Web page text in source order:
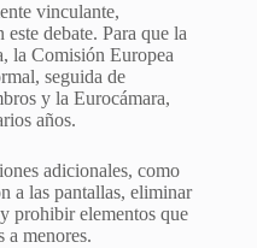
vinculante,
debate. Para que la
la Comisión Europea
seguida de
y la Eurocámara,
años.
adicionales, como
a las pantallas, eliminar
prohibir elementos que
a menores.